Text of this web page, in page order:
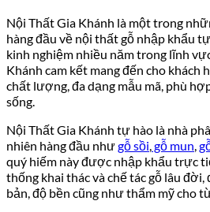
Nội Thất Gia Khánh là một trong
hàng đầu về nội thất gỗ nhập khẩu
kinh nghiệm nhiều năm trong lĩnh
Khánh cam kết mang đến cho khách
chất lượng, đa dạng mẫu mã, phù
sống.
Nội Thất Gia Khánh tự hào là nhà
nhiên hàng đầu nhưgỗ sồi,gỗ mun,
quý hiếm này được nhập khẩu trực
thống khai thác và chế tác gỗ lâu
bản, độ bền cũng như thẩm mỹ cho